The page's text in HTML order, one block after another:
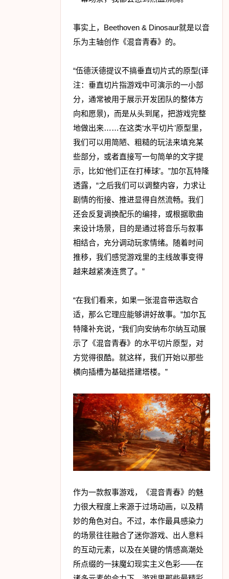
事实上，Beethoven & Dinosaur就是以音
乐为主轴创作《混音青春》的。
“伍德沃德提议不搞垂直切片式的原型(译
注：垂直切片指游戏中可演示的一小部
分，通常被用于展示开发团队的整体方
向和愿景)，而是从头到尾，把游戏完整
地做出来……在这类‘水平切片’原型里，
我们可以用简陋、粗糙的玩法来填充某
些部分，或者直接写一句简单的文字提
示，比如‘他们正在打棒球’。”加尔瓦特隆
透露，“之后我们可以调整内容，力求让
剧情的衔接、推进显得自然流畅。我们
还会反复调换配乐的编排，或根据歌曲
来设计场景，目的是通过将音乐与叙事
相结合，充分调动玩家情绪。随着时间
推移，我们感觉游戏里的主线故事变得
越来越紧凑连贯了。”
“在我们看来，如果一张混音带选取合
适，那么它理应能够讲好故事。”加尔瓦
特隆补充说，“我们向安纳布尔纳互动展
示了《混音青春》的水平切片原型，对
方觉得很酷。就这样，我们开始以那些
横向插槽为基础搭建塔楼。”
作为一款叙事游戏，《混音青春》的魅
力很大程度上来源于过场动画，以及精
妙的角色对白。不过，本作最具感染力
的场景往往融合了迷你游戏、出人意料
的互动元素，以及在关键的情感高潮处
所点缀的一抹魔幻现实主义色彩——在